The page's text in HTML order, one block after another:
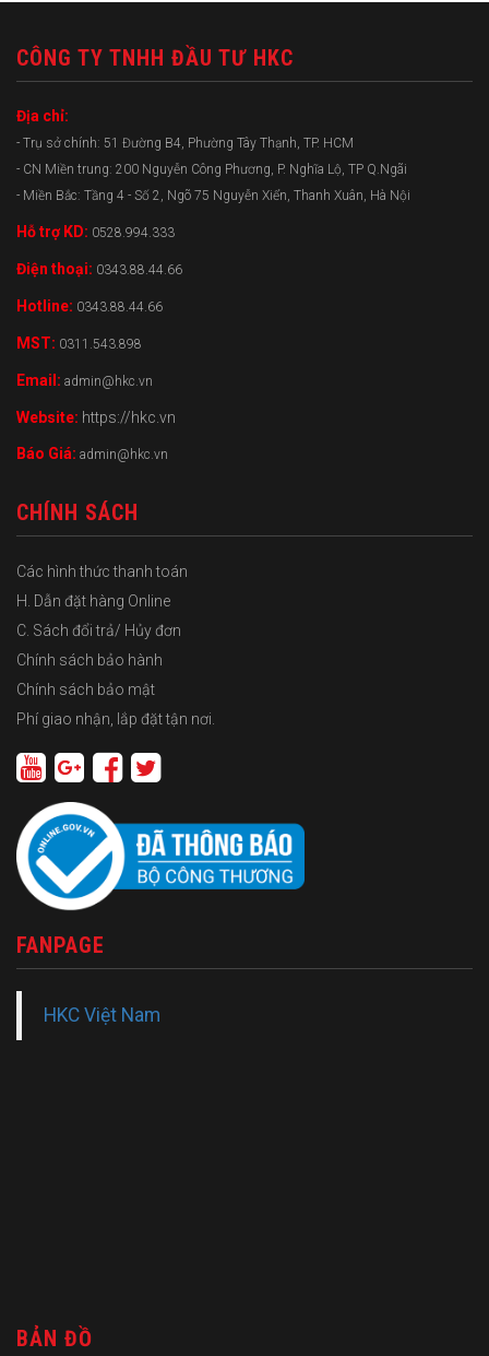
CÔNG TY TNHH ĐẦU TƯ HKC
Địa chỉ:
- Trụ sở chính: 51 Đường B4, Phường Tây Thạnh, TP. HCM
- CN Miền trung: 200 Nguyễn Công Phương, P. Nghĩa Lộ, TP Q.Ngãi
- Miền Bắc: Tầng 4 - Số 2, Ngõ 75 Nguyễn Xiển, Thanh Xuân, Hà Nội
Hỗ trợ KD: 0528.994.333
Điện thoại: 0343.88.44.66
Hotline: 0343.88.44.66
MST: 0311.543.898
Email: admin@hkc.vn
Website: https://hkc.vn
Báo Giá: admin@hkc.vn
CHÍNH SÁCH
Các hình thức thanh toán
H. Dẫn đặt hàng Online
C. Sách đổi trả/ Hủy đơn
Chính sách bảo hành
Chính sách bảo mật
Phí giao nhận, lắp đặt tận nơi.
FANPAGE
HKC Việt Nam
BẢN ĐỒ